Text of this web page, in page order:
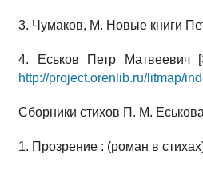
3. Чумаков, М. Новые книги
4. Еськов Петр Матвеевич
http://project.orenlib.ru/litmap/
Сборники стихов П. М.
1. Прозрение : (роман в